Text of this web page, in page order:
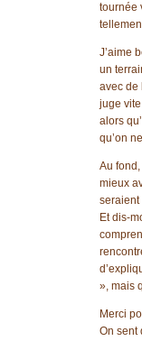
tournée
J’aime
un
avec de
juge
alors
qu’on
Au
mieux
seraient
Et dis-
», mais
Merci
On sent